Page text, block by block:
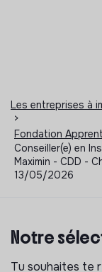
Les entreprises à
>
Fondation
Conseiller(e) en
Maximin - CDD -
13/05/2026
Notre
Tu souhaites te